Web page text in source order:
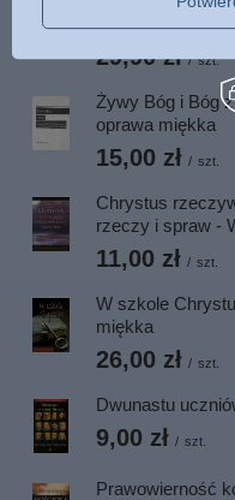
oprawa miękka
29,90 zł / szt.
Żywy Bóg i Bóg
oprawa miękka
15,00 zł / szt.
Chrystus
rzeczy i spraw -
11,00 zł / szt.
W szkole
miękka
26,00 zł / szt.
Dwunastu
9,00 zł / szt.
Prawowierność